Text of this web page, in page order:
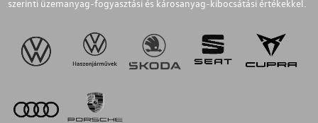
szerinti üzemanyag-fogyasztási és károsanyag-kibocsátási értékekkel.